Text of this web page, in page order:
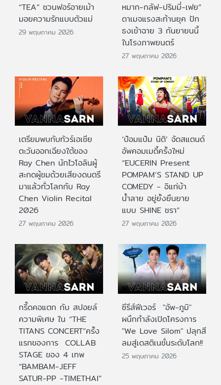
“TEA” ชวนฟอร์อายเม้า
มอยความรักแบบตัวแม่
29 พฤษภาคม 2026
หมาก-กลัฟ-ปริมมี่-เฟย”
ดาเมจแรงสะท้านยุค ปัก
ธงเข้าฉาย 3 กันยายนนี้
ในโรงภาพยนตร์
27 พฤษภาคม 2026
เตรียมพบกับทัวร์เอเชีย
ตะวันออกเฉียงใต้ของ
Ray Chen นักไวโอลินผู้
สะกดผู้ชมด้วยเสียงดนตรี
มาแล้วทั่วโลกกับ Ray
Chen Violin Recital
2026
27 พฤษภาคม 2026
‘ป๋อมแป๋ม นิติ’ จัดสแตนด์
อัพคอมเมดี้ครั้งใหม่
“EUCERIN Present
POMPAM’S STAND UP
COMEDY - อิแก่บ้า
น้ำลาย อยู่ยั้งยืนยาย
แบบ SHINE ชรา”
27 พฤษภาคม 2026
กรี๊ดคอแตก กับ สปอยล์
ความพิเศษ ใน “THE
TITANS CONCERT”ครั้ง
แรกของการ COLLAB
STAGE ของ 4 เทพ
“BAMBAM-JEFF
SATUR-PP -TIMETHAI”
ซีรีส์ฟีเวอร์ "อัพ-ภูมิ"
ผนึกกำลังเปิดโครงการ
"We Love Silom" ปลุกสี
ลมสู่เดสติเนชั่นระดับโลก!!
25 พฤษภาคม 2026